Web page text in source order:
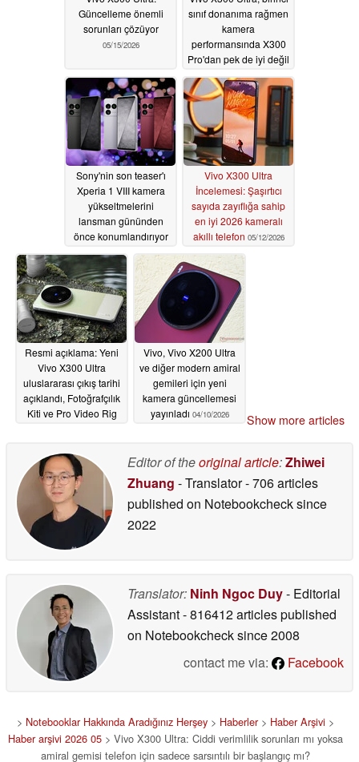
Güncelleme önemli
sorunları çözüyor
05/15/2026
sınıf donanıma rağmen
kamera
performansında X300
Pro'dan pek de iyi değil
05/12/2026
Sony'nin son teaser'ı
Xperia 1 VIII kamera
yükseltmelerini
lansman gününden
önce konumlandırıyor
05/12/2026
Vivo X300 Ultra
İncelemesi: Şaşırtıcı
sayıda zayıflığa sahip
en iyi 2026 kameralı
akıllı telefon 05/12/2026
Resmi açıklama: Yeni
Vivo X300 Ultra
uluslararası çıkış tarihi
açıklandı, Fotoğrafçılık
Kiti ve Pro Video Rig
Vivo, Vivo X200 Ultra
ve diğer modern amiral
gemileri için yeni
kamera güncellemesi
yayınladı 04/10/2026 Show more articles
Editor of theoriginal article:Zhiwei
Zhuang - Translator- 706 articles
published on Notebookchecksince
2022
Translator: Ninh Ngoc Duy- Editorial
Assistant- 816412 articles published
on Notebookchecksince 2008
contact me via:
Facebook
> Notebooklar Hakkında Aradığınız Herşey > Haberler> Haber Arşivi >
Haber arşivi 2026 05 > Vivo X300 Ultra: Ciddi verimlilik sorunları mı yoksa
amiral gemisi telefon için sadece sarsıntılı bir başlangıç mı?